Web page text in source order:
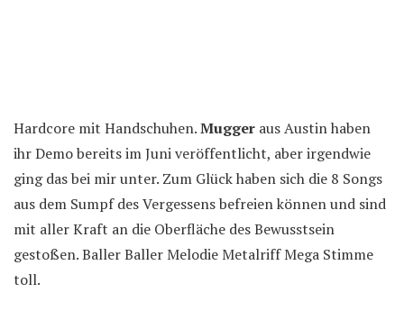
Hardcore mit Handschuhen.Mugger aus Austin haben
ihr Demo bereits im Juni veröffentlicht, aber irgendwie
ging das bei mir unter. Zum Glück haben sich die 8 Songs
aus dem Sumpf des Vergessens befreien können und sind
mit aller Kraft an die Oberfläche des Bewusstsein
gestoßen. Baller Baller Melodie Metalriff Mega Stimme
toll.